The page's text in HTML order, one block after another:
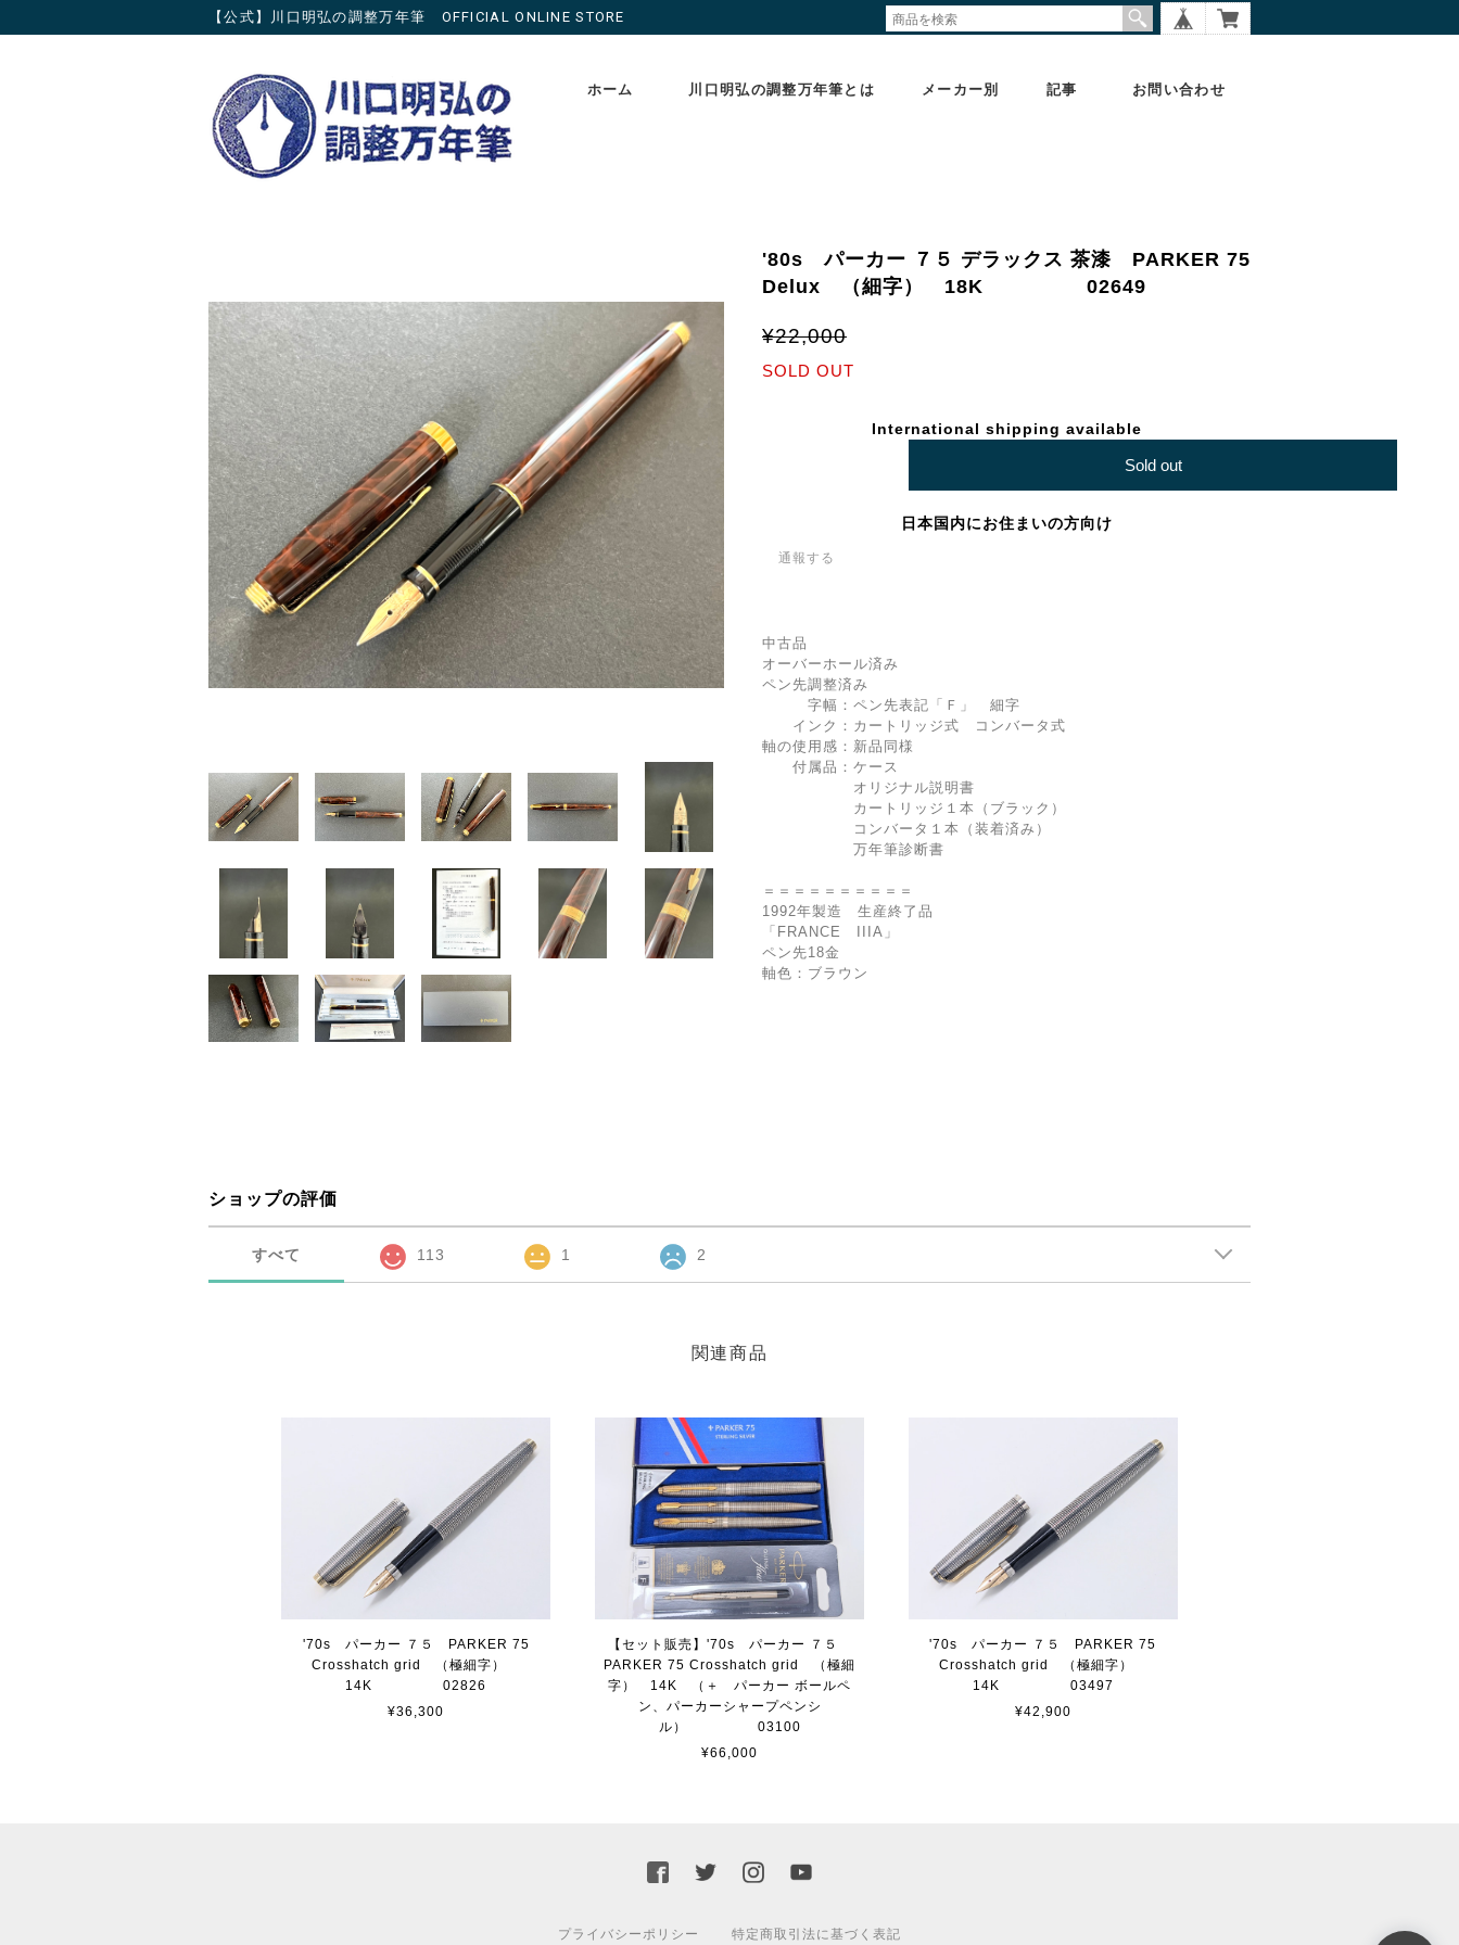
【公式】川口明弘の調整万年筆 OFFICIAL ONLINE STORE
ホーム 川口明弘の調整万年筆とは メーカー別 記事 お問い合わせ
'80s パーカー ７５ デラックス 茶漆 PARKER 75
Delux （細字） 18K 02649
¥22,000
SOLD OUT
International shipping available
Sold out
日本国内にお住まいの方向け
通報する
中古品
オーバーホール済み
ペン先調整済み
字幅：ペン先表記「Ｆ」 細字
インク：カートリッジ式 コンバータ式
軸の使用感：新品同様
付属品：ケース
オリジナル説明書
カートリッジ１本（ブラック）
コンバータ１本（装着済み）
万年筆診断書
＝＝＝＝＝＝＝＝＝＝
1992年製造 生産終了品
「FRANCE IIIA」
ペン先18金
軸色：ブラウン
ショップの評価
すべて 113 1 2
関連商品
'70s パーカー ７５ PARKER 75
Crosshatch grid （極細字）
14K 02826
¥36,300
【セット販売】'70s パーカー ７５
PARKER 75 Crosshatch grid （極細
字） 14K （＋ パーカー ボールペ
ン、パーカーシャープペンシ
ル） 03100
¥66,000
'70s パーカー ７５ PARKER 75
Crosshatch grid （極細字）
14K 03497
¥42,900
プライバシーポリシー 特定商取引法に基づく表記